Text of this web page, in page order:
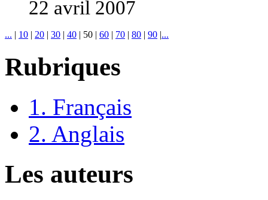
22 avril 2007
... | 10 | 20 | 30 | 40 | 50 | 60 | 70 | 80 | 90 |...
Rubriques
1. Français
2. Anglais
Les auteurs